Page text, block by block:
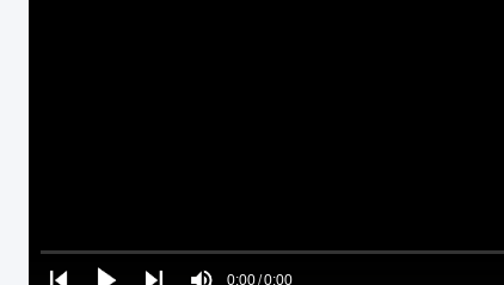
0:00/0:00
Loaded:
0%